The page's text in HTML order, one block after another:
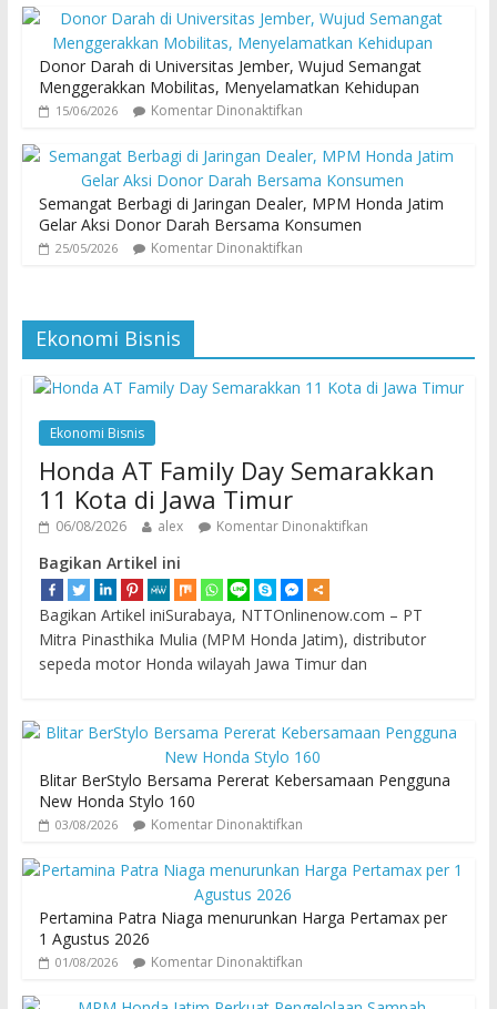
Donor Darah di Universitas Jember, Wujud Semangat
Menggerakkan Mobilitas, Menyelamatkan Kehidupan
15/06/2026 Komentar Dinonaktifkan
Semangat Berbagi di Jaringan Dealer, MPM Honda Jatim
Gelar Aksi Donor Darah Bersama Konsumen
25/05/2026 Komentar Dinonaktifkan
Ekonomi Bisnis
Ekonomi Bisnis
Honda AT Family Day Semarakkan
11 Kota di Jawa Timur
06/08/2026 alex Komentar Dinonaktifkan
Bagikan Artikel ini
Bagikan Artikel iniSurabaya, NTTOnlinenow.com – PT
Mitra Pinasthika Mulia (MPM Honda Jatim), distributor
sepeda motor Honda wilayah Jawa Timur dan
Blitar BerStylo Bersama Pererat Kebersamaan Pengguna
New Honda Stylo 160
03/08/2026 Komentar Dinonaktifkan
Pertamina Patra Niaga menurunkan Harga Pertamax per
1 Agustus 2026
01/08/2026 Komentar Dinonaktifkan